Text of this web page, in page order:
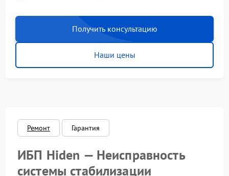
Получить консультацию
Наши цены
Ремонт Гарантия
ИБП Hiden — Неисправность
системы стабилизации